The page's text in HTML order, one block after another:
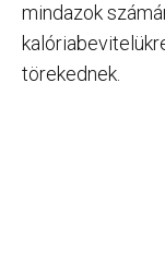
mindazok
törekednek.